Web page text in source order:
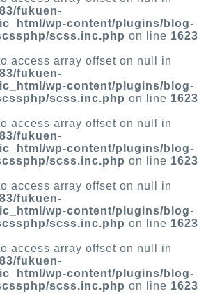
fukuen-
wp-content/plugins/blog-
scss.inc.php on line 1623
access array offset on null in
fukuen-
wp-content/plugins/blog-
scss.inc.php on line 1623
access array offset on null in
fukuen-
wp-content/plugins/blog-
scss.inc.php on line 1623
access array offset on null in
fukuen-
wp-content/plugins/blog-
scss.inc.php on line 1623
access array offset on null in
fukuen-
wp-content/plugins/blog-
scss.inc.php on line 1623